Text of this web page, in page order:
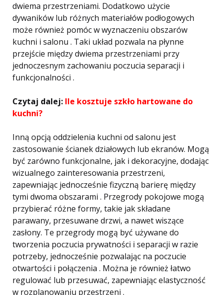
dwiema przestrzeniami. Dodatkowo użycie
dywaników lub różnych materiałów podłogowych
może również pomóc w wyznaczeniu obszarów
kuchni i salonu . Taki układ pozwala na płynne
przejście między dwiema przestrzeniami przy
jednoczesnym zachowaniu poczucia separacji i
funkcjonalności .
Czytaj dalej: Ile kosztuje szkło hartowane do
kuchni?
Inną opcją oddzielenia kuchni od salonu jest
zastosowanie ścianek działowych lub ekranów. Mogą
być zarówno funkcjonalne, jak i dekoracyjne, dodając
wizualnego zainteresowania przestrzeni,
zapewniając jednocześnie fizyczną barierę między
tymi dwoma obszarami . Przegrody pokojowe mogą
przybierać różne formy, takie jak składane
parawany, przesuwane drzwi, a nawet wiszące
zasłony. Te przegrody mogą być używane do
tworzenia poczucia prywatności i separacji w razie
potrzeby, jednocześnie pozwalając na poczucie
otwartości i połączenia . Można je również łatwo
regulować lub przesuwać, zapewniając elastyczność
w rozplanowaniu przestrzeni .